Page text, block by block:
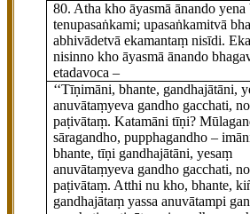
80. Atha kho āyasmā ānando yena
tenupasaṅkami; upasaṅkamitvā
abhivādetvā ekamantaṃ nisīdi.
nisinno kho āyasmā ānando
etadavoca –
‘‘Tīṇimāni, bhante, gandhajātāni,
anuvātaṃyeva gandho gacchati, no
paṭivātaṃ. Katamāni tīṇi?
sāragandho, pupphagandho –
bhante, tīṇi gandhajātāni, yesaṃ
anuvātaṃyeva gandho gacchati, no
paṭivātaṃ. Atthi nu kho, bhante,
gandhajātaṃ yassa anuvātampi